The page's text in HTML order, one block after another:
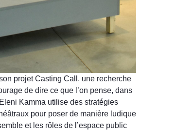
projet Casting Call, une recherche
de dire ce que l’on pense, dans
Kamma utilise des stratégies
pour poser de manière ludique
et les rôles de l’espace public